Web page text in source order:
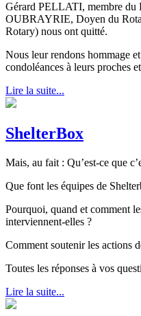
Gérard PELLATI, membre du
OUBRAYRIE, Doyen du
Rotary) nous ont quitté.
Nous leur rendons hommage
condoléances à leurs proches
Lire la suite...
ShelterBox
Mais, au fait : Qu’est-ce que
Que font les équipes de
Pourquoi, quand et comment
interviennent-elles ?
Comment soutenir les actions
Toutes les réponses à vos
Lire la suite...